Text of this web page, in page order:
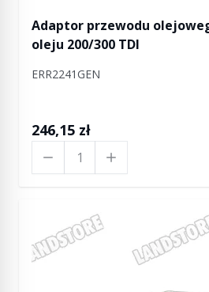
Adaptor przewodu
oleju 200/300 TDI
ERR2241GEN
246,15 zł